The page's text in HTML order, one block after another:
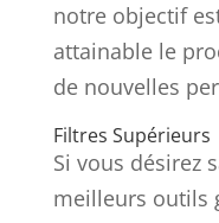
notre objectif
attainable le
de nouvelles
Filtres Supérieurs
Si vous désirez
meilleurs outils